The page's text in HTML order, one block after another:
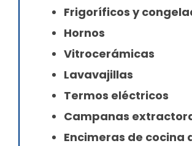
Frigoríficos y
Hornos
Vitrocerámicas
Lavavajillas
Termos eléctricos
Campanas
Encimeras de cocina